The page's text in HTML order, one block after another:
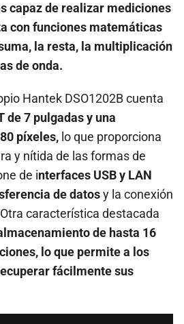
capaz de realizar mediciones
con funciones matemáticas
la resta, la multiplicación
de onda.
Hantek DSO1202B cuenta
de 7 pulgadas y una
píxeles, lo que proporciona
y nítida de las formas de
de interfaces USB y LAN
de datosy la conexión
característica destacada
de hasta 16
lo que permite a los
fácilmente sus